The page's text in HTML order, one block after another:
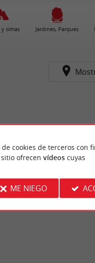
y simas Jardines, Parques
cookies de terceros con
sitio ofrecen vídeoscuyas
ME NIEGO